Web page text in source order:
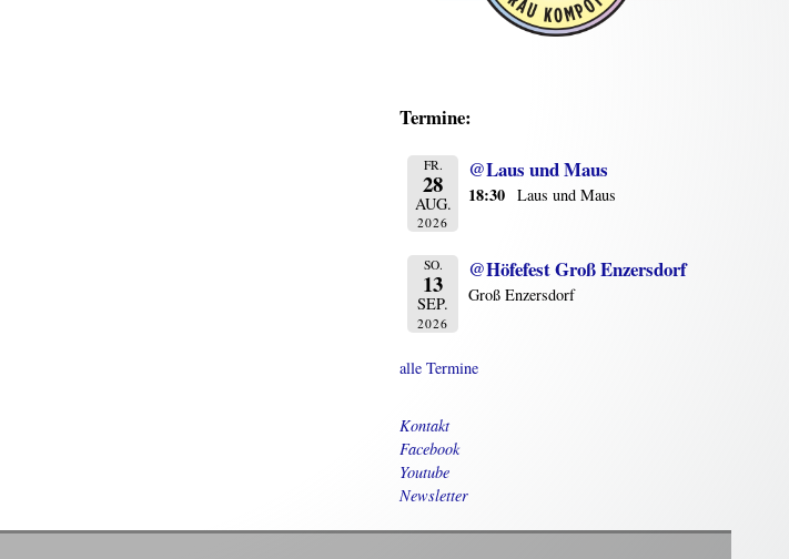
Termine:
FR.
28
AUG.
2026
@Laus und Maus
18:30 Laus und Maus
SO.
13
SEP.
2026
@Höfefest Groß Enzersdorf
Groß Enzersdorf
alle Termine
Kontakt
Facebook
Youtube
Newsletter